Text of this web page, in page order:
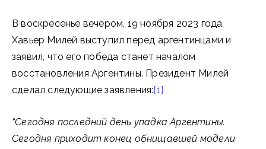
В воскресенье вечером, 19 ноября 2023 года,
Хавьер Милей выступил перед аргентинцами и
заявил, что его победа станет началом
восстановления Аргентины. Президент Милей
сделал следующие заявления:[1]
“Сегодня последний день упадка Аргентины.
Сегодня приходит конец обнищавшей модели